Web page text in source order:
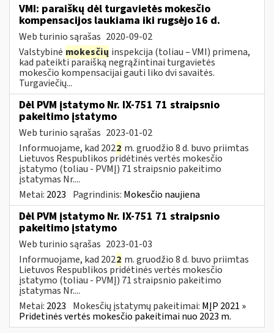
VMI: paraiškų dėl turgavietės mokesčio
kompensacijos laukiama iki rugsėjo 16 d.
Web turinio sąrašas 2020-09-02
Valstybinė mokesčių inspekcija (toliau – VMI) primena,
kad pateikti paraišką negrąžintinai turgavietės
mokesčio kompensacijai gauti liko dvi savaitės.
Turgaviečių...
Dėl PVM įstatymo Nr. IX-751 71 straipsnio
pakeitimo įstatymo
Web turinio sąrašas 2023-01-02
Informuojame, kad 2022 m. gruodžio 8 d. buvo priimtas
Lietuvos Respublikos pridėtinės vertės mokesčio
įstatymo (toliau ­- PVMĮ) 71 straipsnio pakeitimo
įstatymas Nr....
Metai: 2023 Pagrindinis: Mokesčio naujiena
Dėl PVM įstatymo Nr. IX-751 71 straipsnio
pakeitimo įstatymo
Web turinio sąrašas 2023-01-03
Informuojame, kad 2022 m. gruodžio 8 d. buvo priimtas
Lietuvos Respublikos pridėtinės vertės mokesčio
įstatymo (toliau ­- PVMĮ) 71 straipsnio pakeitimo
įstatymas Nr....
Metai: 2023 Mokesčių įstatymų pakeitimai: MĮP 2021 »
Pridetinės vertės mokesčio pakeitimai nuo 2023 m.